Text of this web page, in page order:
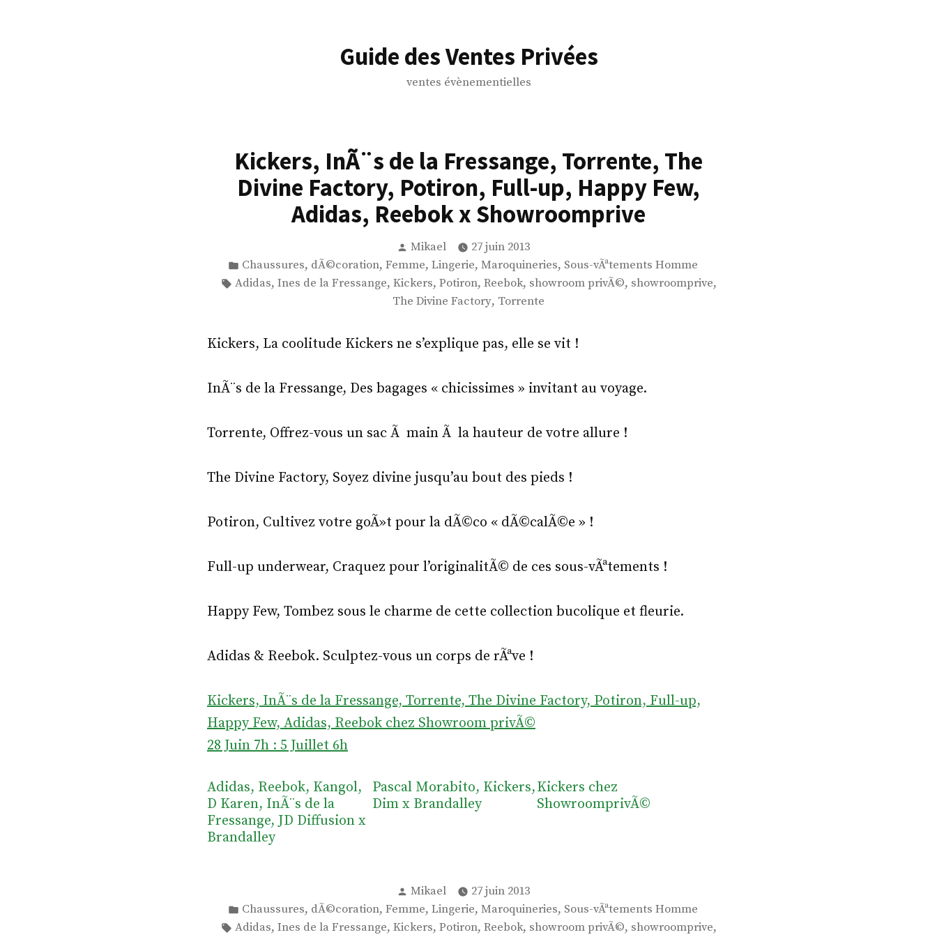
Guide des Ventes Privées
ventes évènementielles
Kickers, InÃ¨s de la Fressange, Torrente, The
Divine Factory, Potiron, Full-up, Happy Few,
Adidas, Reebok x Showroomprive
Publié
par
Mikael
27 juin 2013
Publié
dans
Chaussures, dÃ©coration, Femme, Lingerie, Maroquineries, Sous-vÃªtements Homme
Étiquettes :
Adidas, Ines de la Fressange, Kickers, Potiron, Reebok, showroom privÃ©, showroomprive,
The Divine Factory, Torrente
Kickers, La coolitude Kickers ne s’explique pas, elle se vit !
InÃ¨s de la Fressange, Des bagages « chicissimes » invitant au voyage.
Torrente, Offrez-vous un sac Ã main Ã la hauteur de votre allure !
The Divine Factory, Soyez divine jusqu’au bout des pieds !
Potiron, Cultivez votre goÃ»t pour la dÃ©co « dÃ©calÃ©e » !
Full-up underwear, Craquez pour l’originalitÃ© de ces sous-vÃªtements !
Happy Few, Tombez sous le charme de cette collection bucolique et fleurie.
Adidas & Reebok. Sculptez-vous un corps de rÃªve !
Kickers, InÃ¨s de la Fressange, Torrente, The Divine Factory, Potiron, Full-up,
Happy Few, Adidas, ReebokchezShowroom privÃ©
28 Juin 7h:5 Juillet 6h
Adidas, Reebok, Kangol,
D Karen, InÃ¨s de la
Fressange, JD Diffusion x
Brandalley
Pascal Morabito, Kickers,
Dim x Brandalley
Kickers chez
ShowroomprivÃ©
Publié
par
Mikael
27 juin 2013
Publié
dans
Chaussures, dÃ©coration, Femme, Lingerie, Maroquineries, Sous-vÃªtements Homme
Étiquettes :
Adidas, Ines de la Fressange, Kickers, Potiron, Reebok, showroom privÃ©, showroomprive,